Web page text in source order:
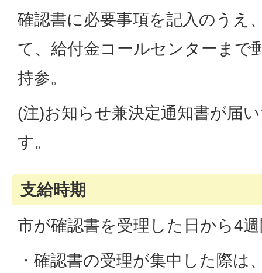
確認書に必要事項を記入のうえ
て、給付金コールセンターまで
持参。
(注)お知らせ兼決定通知書が届
す。
支給時期
市が確認書を受理した日から4
・確認書の受理が集中した際は